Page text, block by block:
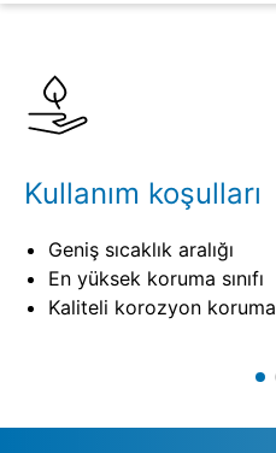
Kullanım koşulları
Geniş sıcaklık aralığı
En yüksek koruma sınıfı
Kaliteli korozyon